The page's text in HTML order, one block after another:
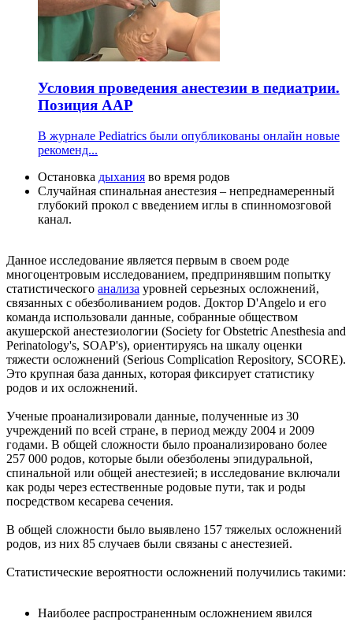
Условия проведения анестезии в педиатрии.
Позиция AAP
В журнале Pediatrics были опубликованы онлайн новые
рекоменд...
Остановка дыхания во время родов
Случайная спинальная анестезия – непреднамеренный
глубокий прокол с введением иглы в спинномозговой
канал.
Данное исследование является первым в своем роде
многоцентровым исследованием, предпринявшим попытку
статистического анализа уровней серьезных осложнений,
связанных с обезболиванием родов. Доктор D'Angelo и его
команда использовали данные, собранные обществом
акушерской анестезиологии (Society for Obstetric Anesthesia and
Perinatology's, SOAP's), ориентируясь на шкалу оценки
тяжести осложнений (Serious Complication Repository, SCORE).
Это крупная база данных, которая фиксирует статистику
родов и их осложнений.
Ученые проанализировали данные, полученные из 30
учреждений по всей стране, в период между 2004 и 2009
годами. В общей сложности было проанализировано более
257 000 родов, которые были обезболены эпидуральной,
спинальной или общей анестезией; в исследование включали
как роды через естественные родовые пути, так и роды
посредством кесарева сечения.
В общей сложности было выявлено 157 тяжелых осложнений
родов, из них 85 случаев были связаны с анестезией.
Статистические вероятности осложнений получились такими:
Наиболее распространенным осложнением явился